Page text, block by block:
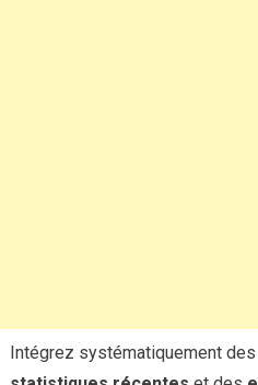
Intégrez systématiquement des